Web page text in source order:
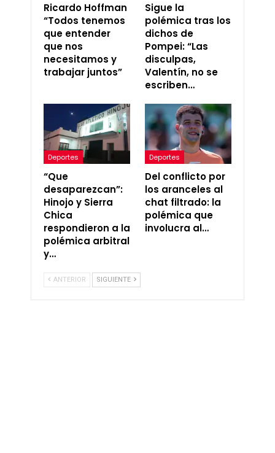
Ricardo Hoffman
“Todos tenemos
que entender
que nos
necesitamos y
trabajar juntos”
Sigue la
polémica tras los
dichos de
Pompei: “Las
disculpas,
Valentín, no se
escriben…
Deportes
“Que
desaparezcan”:
Hinojo y Sierra
Chica
respondieron a la
polémica arbitral
y…
Deportes
Del conflicto por
los aranceles al
chat filtrado: la
polémica que
involucra al…
ANTERIOR SIGUIENTE